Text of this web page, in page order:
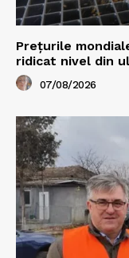
Prețurile
ridicat nivel din
07/08/2026